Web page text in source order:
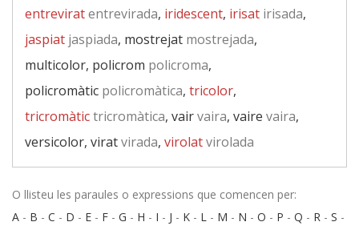
entreviratentrevirada, iridescent, irisat irisada,
jaspiat jaspiada, mostrejat mostrejada,
multicolor, policrom policroma,
policromàtic policromàtica, tricolor,
tricromàtictricromàtica, vairvaira, vaire vaira,
versicolor, viratvirada, virolatvirolada
O llisteu les paraules o expressions que comencen per:
A - B - C - D - E - F - G - H - I - J - K - L - M - N - O - P - Q - R - S -